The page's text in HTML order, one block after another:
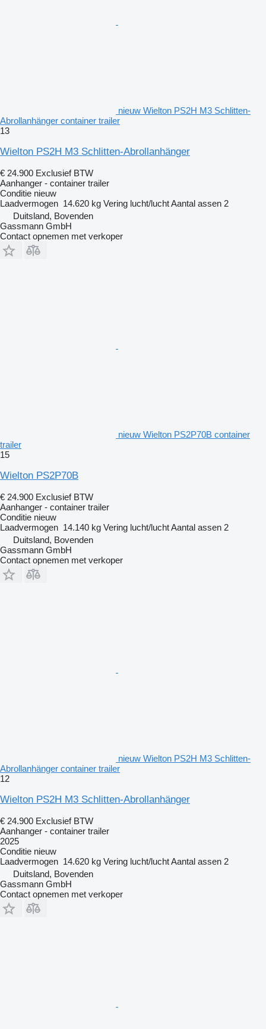
nieuw Wielton PS2H M3 Schlitten-
Abrollanhänger container trailer
13
Wielton PS2H M3 Schlitten-Abrollanhänger
€ 24.900 Exclusief BTW
Aanhanger - container trailer
Conditie nieuw
Laadvermogen 14.620 kg Vering lucht/luchtAantal assen 2
Duitsland, Bovenden
Gassmann GmbH
Contact opnemen met verkoper
nieuw Wielton PS2P70B container
trailer
15
Wielton PS2P70B
€ 24.900 Exclusief BTW
Aanhanger - container trailer
Conditie nieuw
Laadvermogen 14.140 kg Vering lucht/luchtAantal assen 2
Duitsland, Bovenden
Gassmann GmbH
Contact opnemen met verkoper
nieuw Wielton PS2H M3 Schlitten-
Abrollanhänger container trailer
12
Wielton PS2H M3 Schlitten-Abrollanhänger
€ 24.900 Exclusief BTW
Aanhanger - container trailer
2025
Conditie nieuw
Laadvermogen 14.620 kg Vering lucht/luchtAantal assen 2
Duitsland, Bovenden
Gassmann GmbH
Contact opnemen met verkoper